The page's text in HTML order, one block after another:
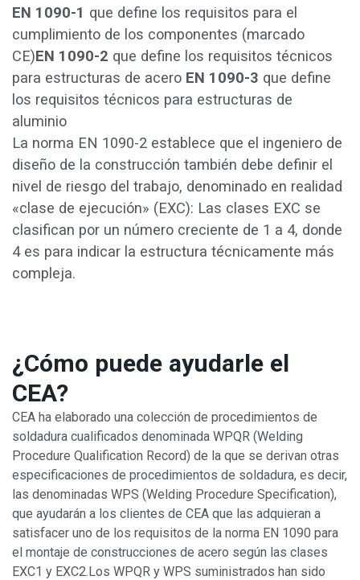
EN 1090-1 que define los requisitos para el
cumplimiento de los componentes (marcado
CE)EN 1090-2 que define los requisitos técnicos
para estructuras de acero EN 1090-3 que define
los requisitos técnicos para estructuras de
aluminio
La norma EN 1090-2 establece que el ingeniero de
diseño de la construcción también debe definir el
nivel de riesgo del trabajo, denominado en realidad
«clase de ejecución» (EXC): Las clases EXC se
clasifican por un número creciente de 1 a 4, donde
4 es para indicar la estructura técnicamente más
compleja.
¿Cómo puede ayudarle el
CEA?
CEA ha elaborado una colección de procedimientos de
soldadura cualificados denominada WPQR (Welding
Procedure Qualification Record) de la que se derivan otras
especificaciones de procedimientos de soldadura, es decir,
las denominadas WPS (Welding Procedure Specification),
que ayudarán a los clientes de CEA que las adquieran a
satisfacer uno de los requisitos de la norma EN 1090 para
el montaje de construcciones de acero según las clases
EXC1 y EXC2.Los WPQR y WPS suministrados han sido